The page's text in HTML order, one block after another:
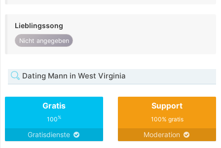
Lieblingssong
Nicht angegeben
Dating Mann in West Virginia
Gratis
100%
Gratisdienste
Support
100% gratis
Moderation